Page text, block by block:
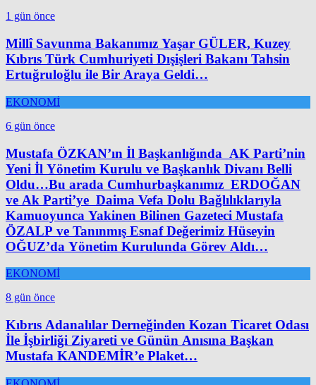
1 gün önce
Millî Savunma Bakanımız Yaşar GÜLER, Kuzey
Kıbrıs Türk Cumhuriyeti Dışişleri Bakanı Tahsin
Ertuğruloğlu ile Bir Araya Geldi…
EKONOMİ
6 gün önce
Mustafa ÖZKAN’ın İl Başkanlığında AK Parti’nin
Yeni İl Yönetim Kurulu ve Başkanlık Divanı Belli
Oldu…Bu arada Cumhurbaşkanımız ERDOĞAN
ve Ak Parti’ye Daima Vefa Dolu Bağlılıklarıyla
Kamuoyunca Yakinen Bilinen Gazeteci Mustafa
ÖZALP ve Tanınmış Esnaf Değerimiz Hüseyin
OĞUZ’da Yönetim Kurulunda Görev Aldı…
EKONOMİ
8 gün önce
Kıbrıs Adanalılar Derneğinden Kozan Ticaret Odası
İle İşbirliği Ziyareti ve Günün Anısına Başkan
Mustafa KANDEMİR’e Plaket…